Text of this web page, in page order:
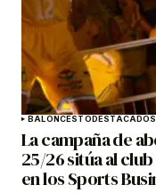
BALONCESTODESTACADOS
La campaña de
25/26 sitúa al
en los Sports